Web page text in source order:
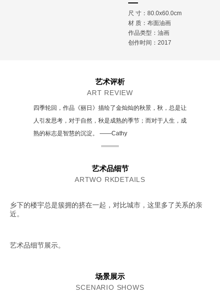
尺 寸：80.0x60.0cm
材 质： 布面油画
作品类型：油画
创作时间：2017
艺术评析
ART REVIEW
四季轮回，作品《丽日》描绘了金灿灿的秋景，秋，总是让
人引发思考，对于自然，秋是成熟的季节；而对于人生，成
熟的标志是智慧的沉淀。 ——Cathy
艺术品细节
ARTWO RKDETAILS
乡下的楼宇总是簇拥的挤在一起，对比城市，这里多了关系的亲
近。
艺术品细节展示。
场景展示
SCENARIO SHOWS